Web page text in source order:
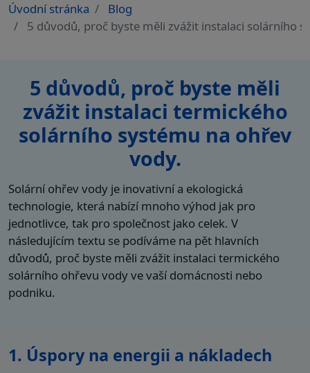
Úvodní stránka
Blog
5 důvodů, proč byste měli zvážit instalaci solárního
5 důvodů, proč byste měli
zvážit instalaci termického
solárního systému na ohřev
vody.
Solární ohřev vody je inovativní a ekologická
technologie, která nabízí mnoho výhod jak pro
jednotlivce, tak pro společnost jako celek. V
následujícím textu se podíváme na pět hlavních
důvodů, proč byste měli zvážit instalaci termického
solárního ohřevu vody ve vaší domácnosti nebo
podniku.
1. Úspory na energii a nákladech